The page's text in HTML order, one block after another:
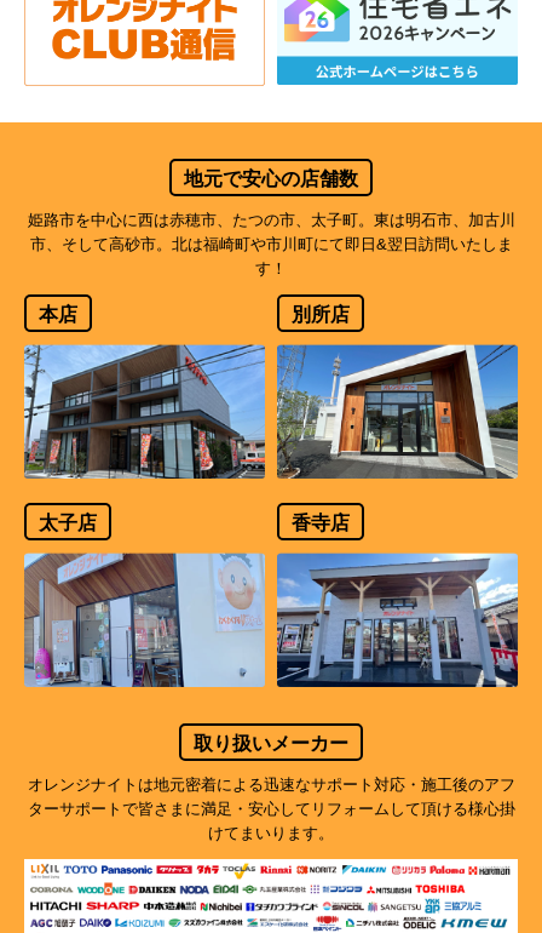
地元で安心の店舗数
姫路市を中心に西は赤穂市、たつの市、太子町。東は明石市、加古川
市、そして高砂市。北は福崎町や市川町にて即日&翌日訪問いたしま
す！
本店 別所店
太子店 香寺店
取り扱いメーカー
オレンジナイトは地元密着による迅速なサポート対応・施工後のアフ
ターサポートで皆さまに満足・安心してリフォームして頂ける様心掛
けてまいります。